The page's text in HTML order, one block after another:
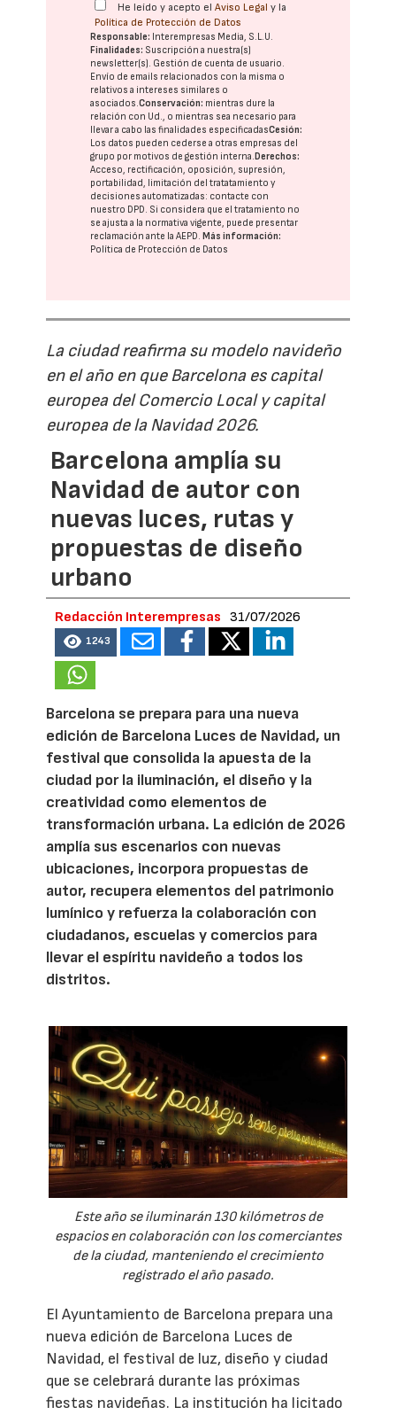
He leído y acepto elAviso Legal y la
Política de Protección de Datos
Responsable: Interempresas Media, S.L.U.
Finalidades: Suscripción a nuestra(s)
newsletter(s). Gestión de cuenta de usuario.
Envío de emails relacionados con la misma o
relativos a intereses similares o
asociados.Conservación: mientras dure la
relación con Ud., o mientras sea necesario para
llevar a cabo las finalidades especificadasCesión:
Los datos pueden cederse a otras empresas del
grupo por motivos de gestión interna.Derechos:
Acceso, rectificación, oposición, supresión,
portabilidad, limitación del tratatamiento y
decisiones automatizadas: contacte con
nuestro DPD. Si considera que el tratamiento no
se ajusta a la normativa vigente, puede presentar
reclamación ante laAEPD.Más información:
Política de Protección de Datos
La ciudad reafirma su modelo navideño
en el año en que Barcelona es capital
europea del Comercio Local y capital
europea de la Navidad 2026.
Barcelona amplía su
Navidad de autor con
nuevas luces, rutas y
propuestas de diseño
urbano
Redacción Interempresas 31/07/2026
1243
Barcelona se prepara para una nueva
edición de Barcelona Luces de Navidad, un
festival que consolida la apuesta de la
ciudad por la iluminación, el diseño y la
creatividad como elementos de
transformación urbana. La edición de 2026
amplía sus escenarios con nuevas
ubicaciones, incorpora propuestas de
autor, recupera elementos del patrimonio
lumínico y refuerza la colaboración con
ciudadanos, escuelas y comercios para
llevar el espíritu navideño a todos los
distritos.
Este año se iluminarán 130 kilómetros de
espacios en colaboración con los comerciantes
de la ciudad, manteniendo el crecimiento
registrado el año pasado.
El Ayuntamiento de Barcelona prepara una
nueva edición de Barcelona Luces de
Navidad, el festival de luz, diseño y ciudad
que se celebrará durante las próximas
fiestas navideñas. La institución ha licitado